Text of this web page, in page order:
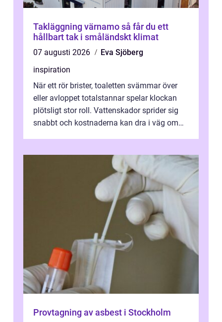
Takläggning värnamo så får du ett
hållbart tak i småländskt klimat
07 augusti 2026
Eva Sjöberg
inspiration
När ett rör brister, toaletten svämmar över
eller avloppet totalstannar spelar klockan
plötsligt stor roll. Vattenskador sprider sig
snabbt och kostnaderna kan dra i väg om
Provtagning av asbest i Stockholm